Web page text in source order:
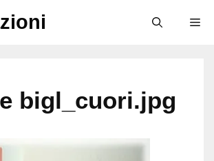
bigl_cuori.jpg